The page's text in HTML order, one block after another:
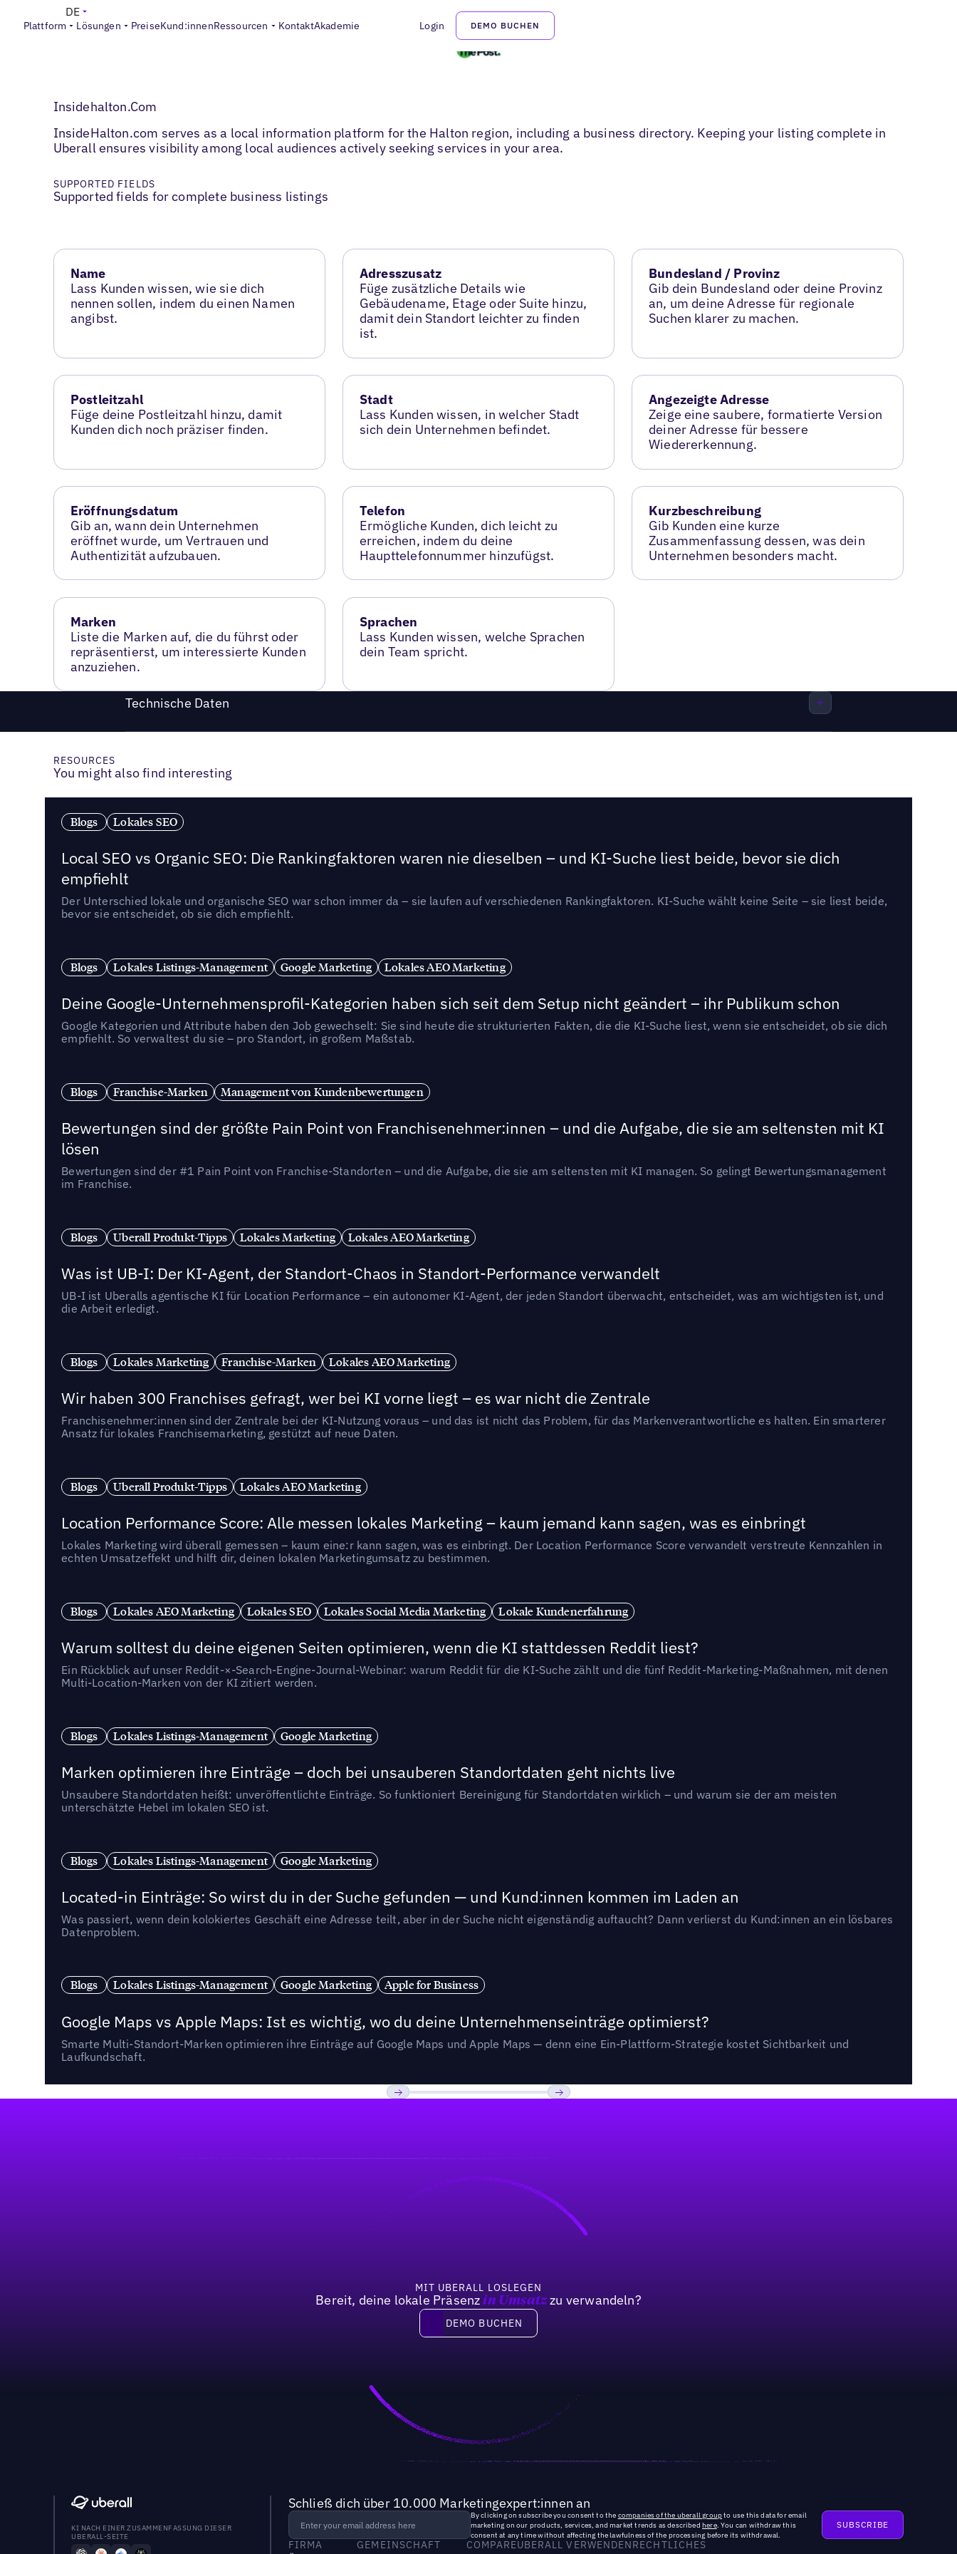
Plattform Lösungen PreiseKund:innenRessourcen KontaktAkademie Login DEMO BUCHEN
DE
Insidehalton.Com
InsideHalton.com serves as a local information platform for the Halton region, including a business directory. Keeping your listing complete in
Uberall ensures visibility among local audiences actively seeking services in your area.
SUPPORTED FIELDS
Supported fields for complete business listings
Name
Lass Kunden wissen, wie sie dich
nennen sollen, indem du einen Namen
angibst.
Adresszusatz
Füge zusätzliche Details wie
Gebäudename, Etage oder Suite hinzu,
damit dein Standort leichter zu finden
ist.
Bundesland / Provinz
Gib dein Bundesland oder deine Provinz
an, um deine Adresse für regionale
Suchen klarer zu machen.
Postleitzahl
Füge deine Postleitzahl hinzu, damit
Kunden dich noch präziser finden.
Stadt
Lass Kunden wissen, in welcher Stadt
sich dein Unternehmen befindet.
Angezeigte Adresse
Zeige eine saubere, formatierte Version
deiner Adresse für bessere
Wiedererkennung.
Eröffnungsdatum
Gib an, wann dein Unternehmen
eröffnet wurde, um Vertrauen und
Authentizität aufzubauen.
Telefon
Ermögliche Kunden, dich leicht zu
erreichen, indem du deine
Haupttelefonnummer hinzufügst.
Kurzbeschreibung
Gib Kunden eine kurze
Zusammenfassung dessen, was dein
Unternehmen besonders macht.
Marken
Liste die Marken auf, die du führst oder
repräsentierst, um interessierte Kunden
anzuziehen.
Sprachen
Lass Kunden wissen, welche Sprachen
dein Team spricht.
Technische Daten
RESOURCES
You might also find interesting
Blogs Lokales SEO
Local SEO vs Organic SEO: Die Rankingfaktoren waren nie dieselben – und KI-Suche liest beide, bevor sie dich
empfiehlt
Der Unterschied lokale und organische SEO war schon immer da – sie laufen auf verschiedenen Rankingfaktoren. KI-Suche wählt keine Seite – sie liest beide,
bevor sie entscheidet, ob sie dich empfiehlt.
Blogs Lokales Listings-Management Google Marketing Lokales AEO Marketing
Deine Google-Unternehmensprofil-Kategorien haben sich seit dem Setup nicht geändert – ihr Publikum schon
Google Kategorien und Attribute haben den Job gewechselt: Sie sind heute die strukturierten Fakten, die die KI-Suche liest, wenn sie entscheidet, ob sie dich
empfiehlt. So verwaltest du sie – pro Standort, in großem Maßstab.
Blogs Franchise-Marken Management von Kundenbewertungen
Bewertungen sind der größte Pain Point von Franchisenehmer:innen – und die Aufgabe, die sie am seltensten mit KI
lösen
Bewertungen sind der #1 Pain Point von Franchise-Standorten – und die Aufgabe, die sie am seltensten mit KI managen. So gelingt Bewertungsmanagement
im Franchise.
Blogs Uberall Produkt-Tipps Lokales Marketing Lokales AEO Marketing
Was ist UB-I: Der KI-Agent, der Standort-Chaos in Standort-Performance verwandelt
UB-I ist Uberalls agentische KI für Location Performance – ein autonomer KI-Agent, der jeden Standort überwacht, entscheidet, was am wichtigsten ist, und
die Arbeit erledigt.
Blogs Lokales Marketing Franchise-Marken Lokales AEO Marketing
Wir haben 300 Franchises gefragt, wer bei KI vorne liegt – es war nicht die Zentrale
Franchisenehmer:innen sind der Zentrale bei der KI-Nutzung voraus – und das ist nicht das Problem, für das Markenverantwortliche es halten. Ein smarterer
Ansatz für lokales Franchisemarketing, gestützt auf neue Daten.
Blogs Uberall Produkt-Tipps Lokales AEO Marketing
Location Performance Score: Alle messen lokales Marketing – kaum jemand kann sagen, was es einbringt
Lokales Marketing wird überall gemessen – kaum eine:r kann sagen, was es einbringt. Der Location Performance Score verwandelt verstreute Kennzahlen in
echten Umsatzeffekt und hilft dir, deinen lokalen Marketingumsatz zu bestimmen.
Blogs Lokales AEO Marketing Lokales SEO Lokales Social Media Marketing Lokale Kundenerfahrung
Warum solltest du deine eigenen Seiten optimieren, wenn die KI stattdessen Reddit liest?
Ein Rückblick auf unser Reddit-×-Search-Engine-Journal-Webinar: warum Reddit für die KI-Suche zählt und die fünf Reddit-Marketing-Maßnahmen, mit denen
Multi-Location-Marken von der KI zitiert werden.
Blogs Lokales Listings-Management Google Marketing
Marken optimieren ihre Einträge – doch bei unsauberen Standortdaten geht nichts live
Unsaubere Standortdaten heißt: unveröffentlichte Einträge. So funktioniert Bereinigung für Standortdaten wirklich – und warum sie der am meisten
unterschätzte Hebel im lokalen SEO ist.
Blogs Lokales Listings-Management Google Marketing
Located-in Einträge: So wirst du in der Suche gefunden — und Kund:innen kommen im Laden an
Was passiert, wenn dein kolokiertes Geschäft eine Adresse teilt, aber in der Suche nicht eigenständig auftaucht? Dann verlierst du Kund:innen an ein lösbares
Datenproblem.
Blogs Lokales Listings-Management Google Marketing Apple for Business
Google Maps vs Apple Maps: Ist es wichtig, wo du deine Unternehmenseinträge optimierst?
Smarte Multi-Standort-Marken optimieren ihre Einträge auf Google Maps und Apple Maps — denn eine Ein-Plattform-Strategie kostet Sichtbarkeit und
Laufkundschaft.
MIT UBERALL LOSLEGEN
Bereit, deine lokale Präsenzin Umsatzzu verwandeln?
DEMO BUCHEN
DEMO BUCHEN
KI NACH EINER ZUSAMMENFASSUNG DIESER
UBERALL-SEITE
Schließ dich über 10.000 Marketingexpert:innen an
By clicking on subscribe you consent to the companies of the uberall groupto use this data for email
marketing on our products, services, and market trends as described here. You can withdraw this
consent at any time without affecting the lawfulness of the processing before its withdrawal.
FIRMA
GEMEINSCHAFT
COMPAREUBERALL VERWENDENRECHTLICHES